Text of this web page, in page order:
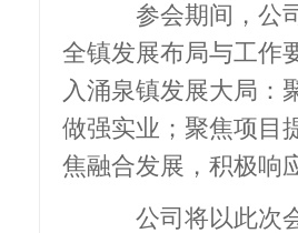
参会期间，公司
全镇发展布局与工作
入涌泉镇发展大局：
做强实业；聚焦项目
焦融合发展，积极响
公司将以此次会